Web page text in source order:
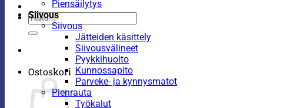
Etsi:
Ostoskori
Piensäilytys
Siivous
Siivous
Jätteiden käsittely
Siivousvälineet
Pyykkihuolto
Kunnossapito
Parveke- ja kynnysmatot
Pienrauta
Työkalut